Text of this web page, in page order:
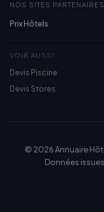
NOS SITES
Prix Hôtels
VOIR AUSSI
Devis Piscine
Devis Stores
© 2026 Annuaire
Données